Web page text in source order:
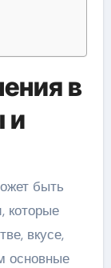
в
и
быть
которые
вкусе,
основные